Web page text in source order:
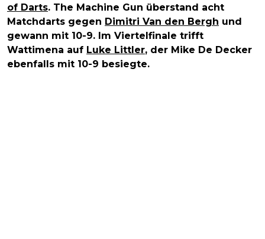
of Darts. The Machine Gun überstand acht
Matchdarts gegen Dimitri Van den Bergh und
gewann mit 10-9. Im Viertelfinale trifft
Wattimena auf Luke Littler, der Mike De Decker
ebenfalls mit 10-9 besiegte.